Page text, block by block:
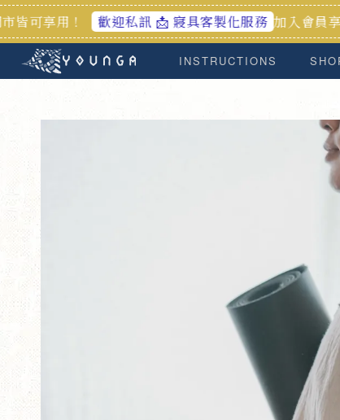
歡迎私訊 📩 寢具客製化服務 加入會員享首購禮100
INSTRUCTIONS